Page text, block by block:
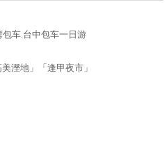
包车.台中包车一日游
溼地」「逢甲夜市」